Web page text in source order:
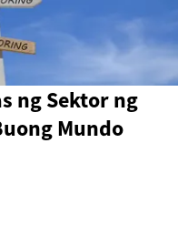
ng Sektor ng
Mundo